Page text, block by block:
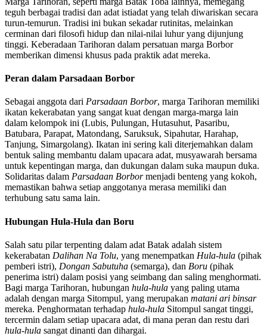
teguh berbagai tradisi dan adat istiadat yang telah diwariskan secara
turun-temurun. Tradisi ini bukan sekadar rutinitas, melainkan
cerminan dari filosofi hidup dan nilai-nilai luhur yang dijunjung
tinggi. Keberadaan Tarihoran dalam persatuan marga Borbor
memberikan dimensi khusus pada praktik adat mereka.
Peran dalam Parsadaan Borbor
Sebagai anggota dari Parsadaan Borbor, marga Tarihoran memiliki
ikatan kekerabatan yang sangat kuat dengan marga-marga lain
dalam kelompok ini (Lubis, Pulungan, Hutasuhut, Pasaribu,
Batubara, Parapat, Matondang, Saruksuk, Sipahutar, Harahap,
Tanjung, Simargolang). Ikatan ini sering kali diterjemahkan dalam
bentuk saling membantu dalam upacara adat, musyawarah bersama
untuk kepentingan marga, dan dukungan dalam suka maupun duka.
Solidaritas dalam Parsadaan Borbormenjadi benteng yang kokoh,
memastikan bahwa setiap anggotanya merasa memiliki dan
terhubung satu sama lain.
Hubungan Hula-Hula dan Boru
Salah satu pilar terpenting dalam adat Batak adalah sistem
kekerabatan Dalihan Na Tolu, yang menempatkan Hula-hula (pihak
pemberi istri), Dongan Sabutuha (semarga), dan Boru (pihak
penerima istri) dalam posisi yang seimbang dan saling menghormati.
Bagi marga Tarihoran, hubungan hula-hula yang paling utama
adalah dengan marga Sitompul, yang merupakan matani ari binsar
mereka. Penghormatan terhadap hula-hula Sitompul sangat tinggi,
tercermin dalam setiap upacara adat, di mana peran dan restu dari
hula-hula sangat dinanti dan dihargai.